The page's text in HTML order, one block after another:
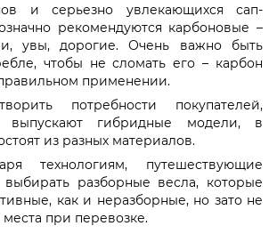
и серьезно увлекающихся сап-
рекомендуются карбоновые –
увы, дорогие. Очень важно быть
чтобы не сломать его – карбон
применении.
потребности покупателей,
выпускают гибридные модели, в
из разных материалов.
технологиям, путешествующие
разборные весла, которые
как и неразборные, но зато не
при перевозке.